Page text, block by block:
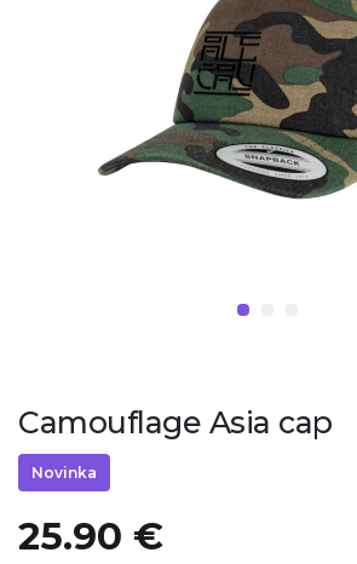
Camouflage Asia cap
Novinka
25.90 €